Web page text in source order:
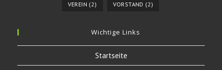
VEREIN (2) VORSTAND (2)
Wichtige Links
Startseite